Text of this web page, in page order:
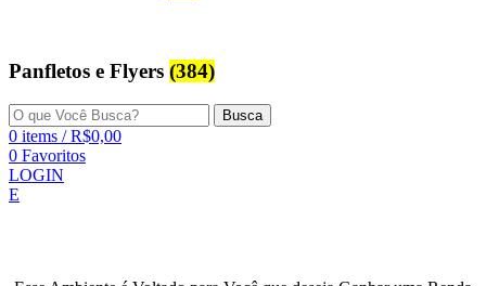
Panfletos e Flyers (384)
Busca
0 items / R$0,00
0 Favoritos
LOGIN
E